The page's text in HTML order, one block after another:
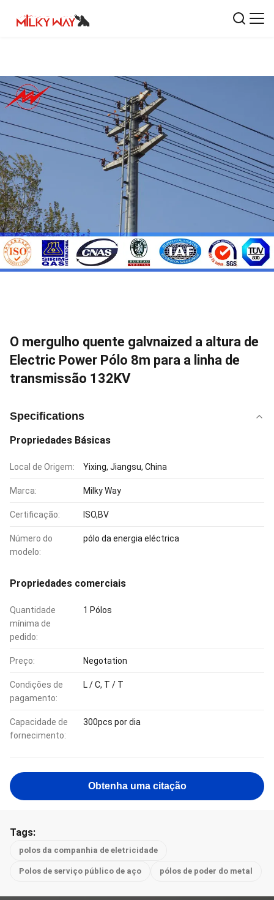
O mergulho quente galvnaized a altura de
Electric Power Pólo 8m para a linha de
transmissão 132KV
Specifications
Propriedades Básicas
Local de Origem: Yixing, Jiangsu, China
Marca: Milky Way
Certificação: ISO,BV
Número do
modelo:
pólo da energia eléctrica
Propriedades comerciais
Quantidade
mínima de
pedido:
1 Pólos
Preço: Negotation
Condições de
pagamento:
L / C, T / T
Capacidade de
fornecimento:
300pcs por dia
Obtenha uma citação
Tags:
polos da companhia de eletricidade
Polos de serviço público de aço pólos de poder do metal